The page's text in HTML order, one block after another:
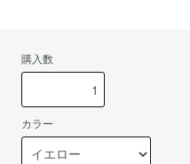
購入数
カラー